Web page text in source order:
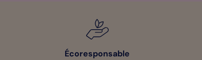
Écoresponsable